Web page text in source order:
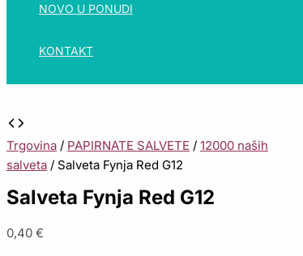
NOVO U PONUDI
KONTAKT
Trgovina / PAPIRNATE SALVETE / 12000 naših
salveta / Salveta Fynja Red G12
Salveta Fynja Red G12
0,40 €